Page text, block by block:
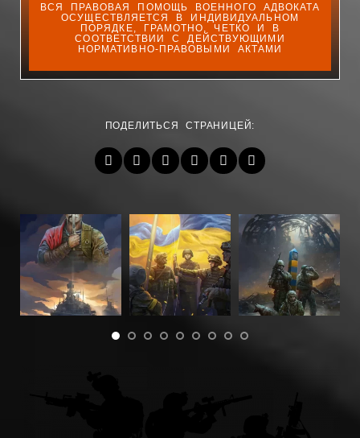
ВСЯ ПРАВОВАЯ ПОМОЩЬ ВОЕННОГО АДВОКАТА
ОСУЩЕСТВЛЯЕТСЯ В ИНДИВИДУАЛЬНОМ
ПОРЯДКЕ, ГРАМОТНО, ЧЕТКО И В
СООТВЕТСТВИИ С ДЕЙСТВУЮЩИМИ
НОРМАТИВНО-ПРАВОВЫМИ АКТАМИ
ПОДЕЛИТЬСЯ СТРАНИЦЕЙ: